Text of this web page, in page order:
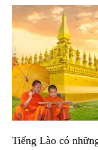
Tiếng Lào có